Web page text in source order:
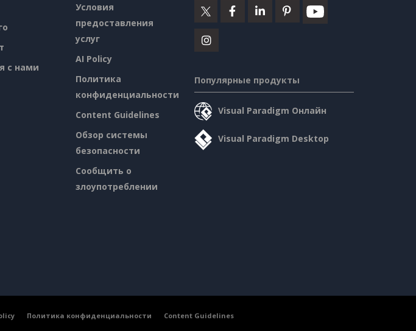
с нами
Условия
предоставления
услуг
AI Policy
Политика
конфиденциальности
Content Guidelines
Обзор системы
безопасности
Сообщить о
злоупотреблении
Популярные продукты
Visual Paradigm Онлайн
Visual Paradigm Desktop
Политика конфиденциальности
Content Guidelines